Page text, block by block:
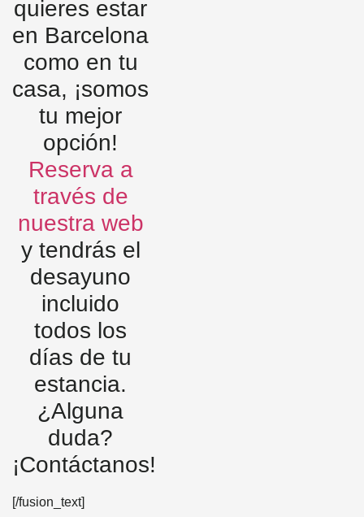
quieres estar
en Barcelona
como en tu
casa, ¡somos
tu mejor
opción!
Reserva a
través de
nuestra web
y tendrás el
desayuno
incluido
todos los
días de tu
estancia.
¿Alguna
duda?
¡Contáctanos!
[/fusion_text]